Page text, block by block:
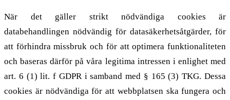
När det gäller strikt nödvändiga cookies är
databehandlingen nödvändig för datasäkerhetsåtgärder, för
att förhindra missbruk och för att optimera funktionaliteten
och baseras därför på våra legitima intressen i enlighet med
art. 6 (1) lit. f GDPR i samband med § 165 (3) TKG. Dessa
cookies är nödvändiga för att webbplatsen ska fungera och